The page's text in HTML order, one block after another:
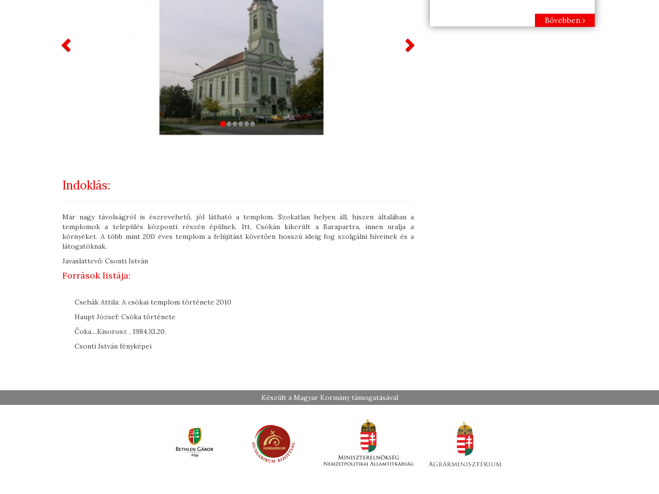
Previous Next
Indoklás:
Már nagy távolságról is észrevehető, jól látható a templom. Szokatlan helyen áll, hiszen általában a
templomok a település központi részén épülnek. Itt, Csókán kikerült a Barapartra, innen uralja a
környéket. A több mint 200 éves templom a felújítást követően hosszú ideig fog szolgálni híveinek és a
látogatóknak.
Javaslattevő: Csonti István
Források listája:
Csehák Attila: A csókai templom története 2010
Haupt József: Csóka története
Čoka....Kisorosz , 1984.XI.20.
Csonti István fényképei
Bővebben
Készült a Magyar Kormány támogatásával